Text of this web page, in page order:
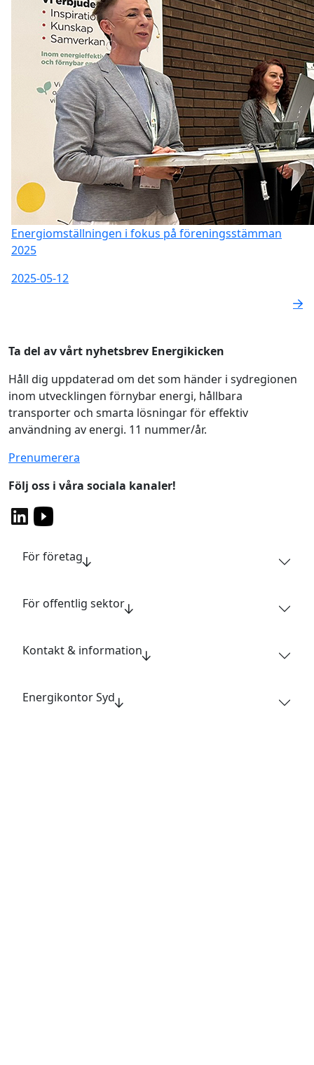
Energiomställningen i fokus på föreningsstämman
2025
2025-05-12
Ta del av vårt nyhetsbrev Energikicken
Håll dig uppdaterad om det som händer i sydregionen
inom utvecklingen förnybar energi, hållbara
transporter och smarta lösningar för effektiv
användning av energi. 11 nummer/år.
Prenumerera
Följ oss i våra sociala kanaler!
För företag
För offentlig sektor
Kontakt & information
Energikontor Syd